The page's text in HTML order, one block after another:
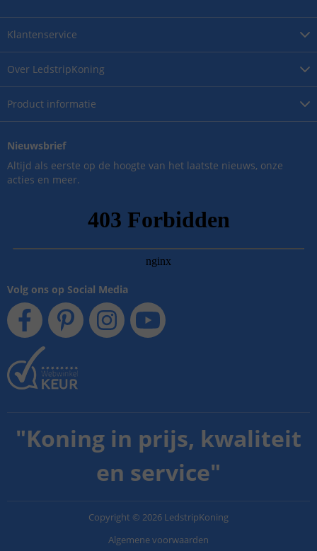
Over LedstripKoning
Product informatie
Klantenservice
Nieuwsbrief
Altijd als eerste op de hoogte van het laatste nieuws, onze
acties en meer.
Volg ons op Social Media
"Koning in prijs, kwaliteit
en service"
Copyright © 2026 LedstripKoning
Algemene voorwaarden